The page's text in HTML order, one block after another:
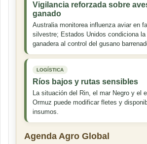
Vigilancia reforzada sobre
ganado
Australia monitorea influenza aviar en
silvestre; Estados Unidos condiciona la
ganadera al control del gusano
LOGÍSTICA
Ríos bajos y rutas sensibles
La situación del Rin, el mar Negro y el
Ormuz puede modificar fletes y
insumos.
Agenda Agro Global